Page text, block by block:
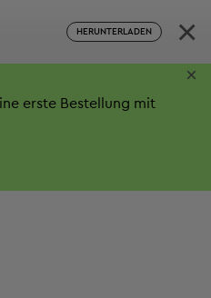
HERUNTERLADEN ×
erste Bestellung mit
×